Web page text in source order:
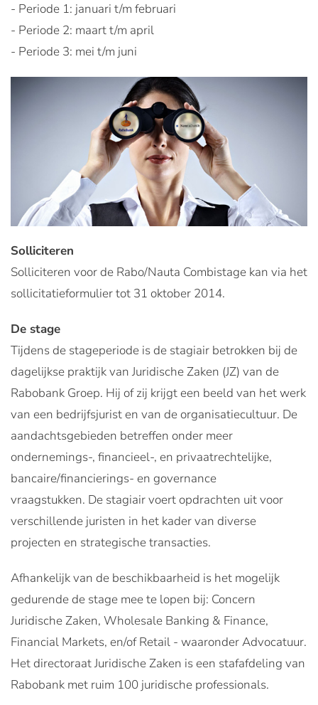
- Periode 1: januari t/m februari
- Periode 2: maart t/m april
- Periode 3: mei t/m juni
Solliciteren
Solliciteren voor de Rabo/Nauta Combistage kan via het
sollicitatieformulier tot 31 oktober 2014.
De stage
Tijdens de stageperiode is de stagiair betrokken bij de
dagelijkse praktijk van Juridische Zaken (JZ) van de
Rabobank Groep. Hij of zij krijgt een beeld van het werk
van een bedrijfsjurist en van de organisatiecultuur. De
aandachtsgebieden betreffen onder meer
ondernemings-, financieel-, en privaatrechtelijke,
bancaire/financierings- en governance
vraagstukken. De stagiair voert opdrachten uit voor
verschillende juristen in het kader van diverse
projecten en strategische transacties.
Afhankelijk van de beschikbaarheid is het mogelijk
gedurende de stage mee te lopen bij: Concern
Juridische Zaken, Wholesale Banking & Finance,
Financial Markets, en/of Retail - waaronder Advocatuur.
Het directoraat Juridische Zaken is een stafafdeling van
Rabobank met ruim 100 juridische professionals.